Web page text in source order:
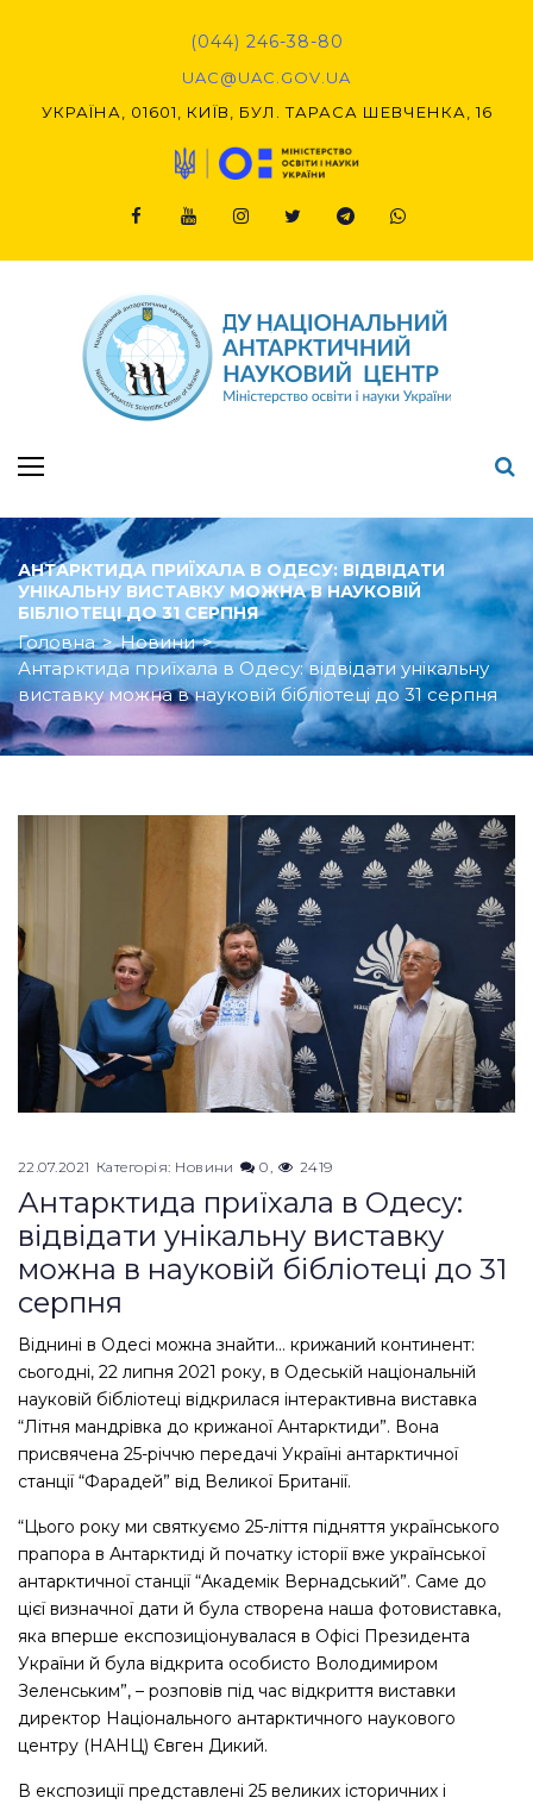
(044) 246-38-80
UAC@UAC.GOV.UA​​
УКРАЇНА, 01601, КИЇВ, БУЛ. ТАРАСА ШЕВЧЕНКА, 16
АНТАРКТИДА ПРИЇХАЛА В ОДЕСУ: ВІДВІДАТИ
УНІКАЛЬНУ ВИСТАВКУ МОЖНА В НАУКОВІЙ
БІБЛІОТЕЦІ ДО 31 СЕРПНЯ
Головна > Новини >
Антарктида приїхала в Одесу: відвідати унікальну
виставку можна в науковій бібліотеці до 31 серпня
22.07.2021 Категорія: Новини 0 2419
Антарктида приїхала в Одесу:
відвідати унікальну виставку
можна в науковій бібліотеці до 31
серпня
Віднині в Одесі можна знайти… крижаний континент:
сьогодні, 22 липня 2021 року, в Одеській національній
науковій бібліотеці відкрилася інтерактивна виставка
“Літня мандрівка до крижаної Антарктиди”. Вона
присвячена 25-річчю передачі Україні антарктичної
станції “Фарадей” від Великої Британії.
“Цього року ми святкуємо 25-ліття підняття українського
прапора в Антарктиді й початку історії вже української
антарктичної станції “Академік Вернадський”. Саме до
цієї визначної дати й була створена наша фотовиставка,
яка вперше експозиціонувалася в Офісі Президента
України й була відкрита особисто Володимиром
Зеленським”, – розповів під час відкриття виставки
директор Національного антарктичного наукового
центру (НАНЦ) Євген Дикий.
В експозиції представлені 25 великих історичних і